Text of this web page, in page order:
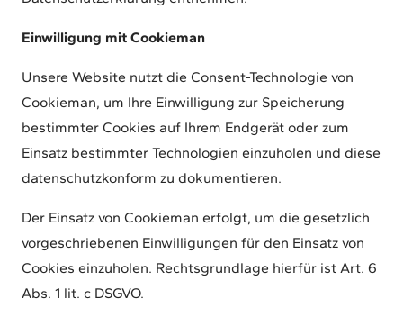
Einwilligung mit Cookieman
Unsere Website nutzt die Consent-Technologie von
Cookieman, um Ihre Einwilligung zur Speicherung
bestimmter Cookies auf Ihrem Endgerät oder zum
Einsatz bestimmter Technologien einzuholen und diese
datenschutzkonform zu dokumentieren.
Der Einsatz von Cookieman erfolgt, um die gesetzlich
vorgeschriebenen Einwilligungen für den Einsatz von
Cookies einzuholen. Rechtsgrundlage hierfür ist Art. 6
Abs. 1 lit. c DSGVO.